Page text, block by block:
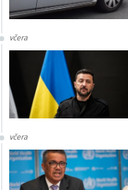
včera
včera